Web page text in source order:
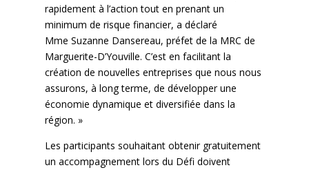
rapidement à l’action tout en prenant un
minimum de risque financier, a déclaré
Mme Suzanne Dansereau, préfet de la MRC de
Marguerite-D’Youville. C’est en facilitant la
création de nouvelles entreprises que nous nous
assurons, à long terme, de développer une
économie dynamique et diversifiée dans la
région. »
Les participants souhaitant obtenir gratuitement
un accompagnement lors du Défi doivent